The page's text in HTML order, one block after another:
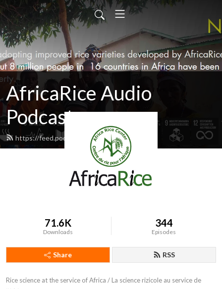
AfricaRice Audio
Podcasts
https://feed.podbean.com/africarice/feed.xml
71.6K
Downloads
344
Episodes
Share RSS
Rice science at the service of Africa / La science rizicole au service de